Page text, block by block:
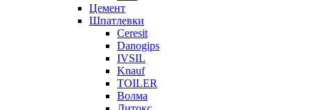
Цемент
Шпатлевки
Ceresit
Danogips
IVSIL
Knauf
TOILER
Волма